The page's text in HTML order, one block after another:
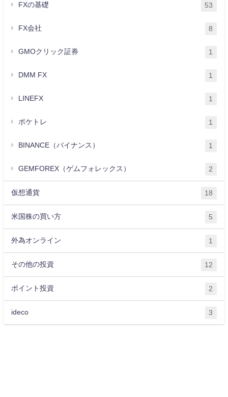
FXの基礎 53
FX会社 8
GMOクリック証券 1
DMM FX 1
LINEFX 1
ポケトレ 1
BINANCE（バイナンス） 1
GEMFOREX（ゲムフォレックス） 2
仮想通貨 18
米国株の買い方 5
外為オンライン 1
その他の投資 12
ポイント投資 2
ideco 3